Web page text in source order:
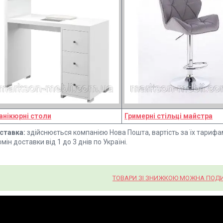
столи Гримерні стільці майстра
здійснюється компанією Нова Пошта, вартість за їх
доставки від 1 до 3 днів по Україні.
ТОВАРИ ЗІ ЗНИЖКОЮ МОЖНА